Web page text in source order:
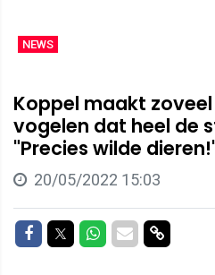
NEWS
Koppel maakt
vogelen dat heel de
"Precies wilde
20/05/2022 15:03
Delen op Facebook
Delen op Twitter
Delen opDelen via
Delen